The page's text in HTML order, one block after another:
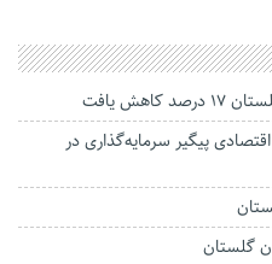
یافت
با ۱۱ هلدینگ اقتصادی پیگیر سرمایه‌گذاری در
گلستان